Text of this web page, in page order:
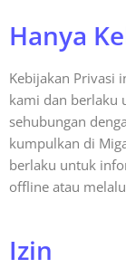
Hanya
Kebijakan Privasi
kami dan berlaku
sehubungan
kumpulkan di
berlaku untuk
offline atau
Izin